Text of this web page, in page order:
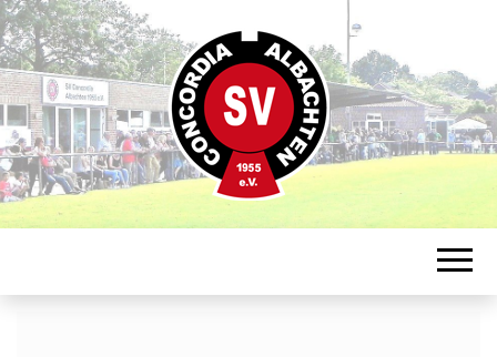
CONCORDIA
ALBACHTEN
Sportverein in Münster-Albachten